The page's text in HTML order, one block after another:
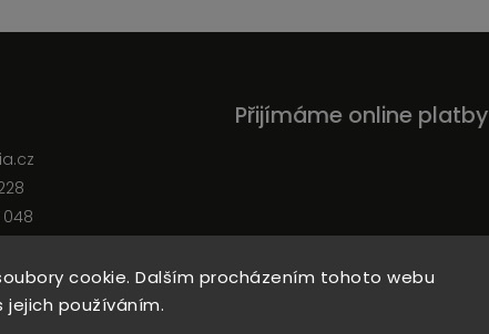
cookie. Dalším procházením tohoto webu
jejich používáním.
048
Přijímáme online platby